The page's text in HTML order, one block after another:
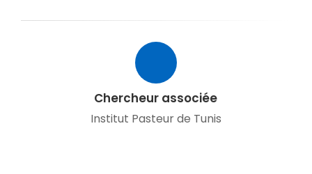
Chercheur associée
Institut Pasteur de Tunis